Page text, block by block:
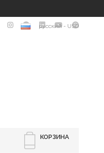
русский - USD
КОРЗИНА